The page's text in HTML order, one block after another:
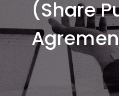
(Share